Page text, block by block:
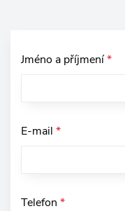
Jméno a příjmení*
E-mail *
Telefon *